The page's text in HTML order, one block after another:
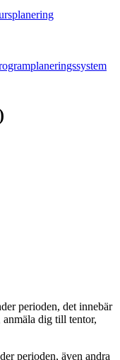
perioden, det innebär
anmäla dig till tentor,
perioden, även andra